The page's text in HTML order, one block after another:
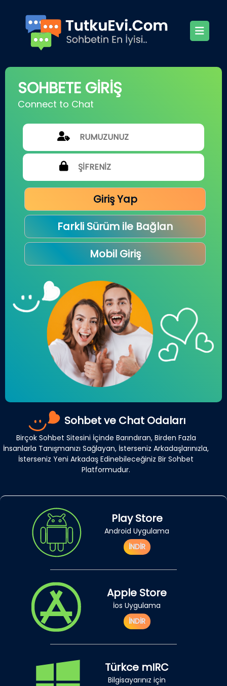
SOHBETE GİRİŞ
Connect to Chat
Giriş Yap
Farkli Sürüm ile Bağlan
Mobil Giriş
Sohbet ve Chat Odaları
Birçok Sohbet Sitesini İçinde Barındıran, Birden Fazla
İnsanlarla Tanışmanızı Sağlayan, İsterseniz Arkadaşlarınızla,
İsterseniz Yeni Arkadaş Edinebileceğiniz Bir Sohbet
Platformudur.
Play Store
Android Uygulama
İNDİR
Apple Store
İos Uygulama
İNDİR
Türkce mIRC
Bilgisayarınız için